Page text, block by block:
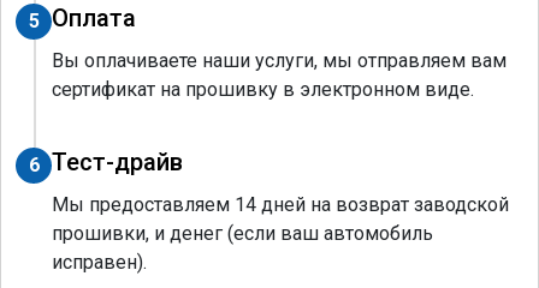
5 Оплата
Вы оплачиваете наши услуги, мы отправляем вам
сертификат на прошивку в электронном виде.
6 Тест-драйв
Мы предоставляем 14 дней на возврат заводской
прошивки, и денег (если ваш автомобиль
исправен).